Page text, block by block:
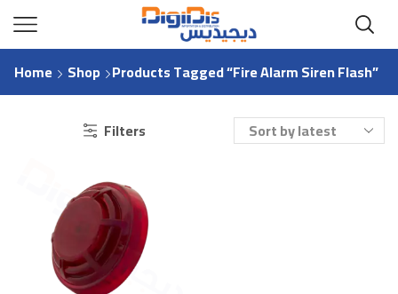
Home Shop Products Tagged “fire Alarm Siren Flash”
Filters